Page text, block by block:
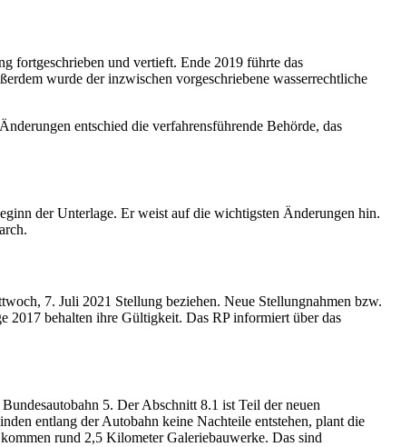
fortgeschrieben und vertieft. Ende 2019 führte das
wurde der inzwischen vorgeschriebene wasserrechtliche
entschied die verfahrensführende Behörde, das
der Unterlage. Er weist auf die wichtigsten Änderungen hin.
7. Juli 2021 Stellung beziehen. Neue Stellungnahmen bzw.
2017 behalten ihre Gültigkeit. Das RP informiert über das
5. Der Abschnitt 8.1 ist Teil der neuen
entlang der Autobahn keine Nachteile entstehen, plant die
rund 2,5 Kilometer Galeriebauwerke. Das sind